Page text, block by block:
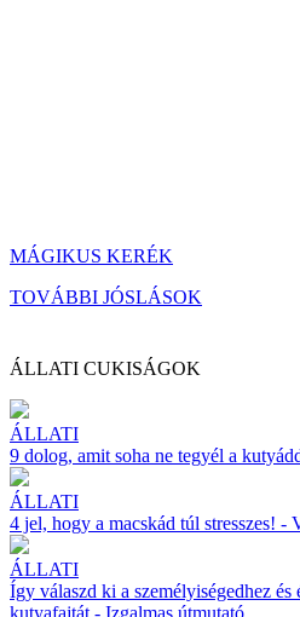
MÁGIKUS KERÉK
TOVÁBBI JÓSLÁSOK
ÁLLATI CUKISÁGOK
ÁLLATI
9 dolog, amit soha ne tegyél a
ÁLLATI
4 jel, hogy a macskád túl stresszes! -
ÁLLATI
Így válaszd ki a személyiségedhez
kutyafajtát - Izgalmas útmutató